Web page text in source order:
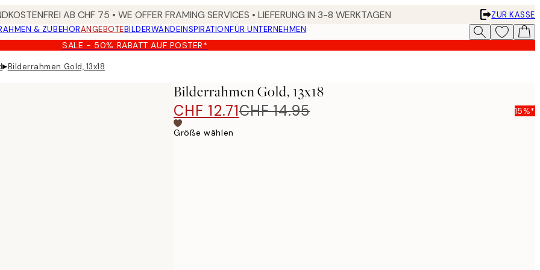
AB CHF 75 • WE OFFER FRAMING SERVICES • LIEFERUNG IN 3-8 WERKTAGEN
ZUR KASSE
& ZUBEHÖRANGEBOTEBILDERWÄNDEINSPIRATIONFÜR UNTERNEHMEN
SALE - 50% RABATT AUF POSTER*
▸Bilderrahmen Gold, 13x18
Bilderrahmen Gold, 13x18
CHF 12.71CHF 14.95 15%*
Größe wählen